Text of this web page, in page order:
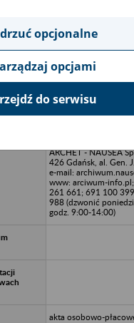
pozycje bazy
Spółdzielnia Pracy
ARCHET - NAUSEA
426 Gdańsk, al. Gen.
e-mail:
www: arciwum-
261 661; 691 100
988 (dzwonić
godz. 9:00-14:00)
akta osobowo-
opcjonalne
opcjami
do serwisu